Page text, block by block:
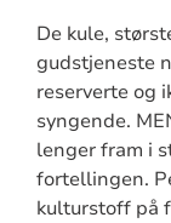
De kule,
gudstjeneste
reserverte og
syngende.
lenger fram i
fortellingen.
kulturstoff på